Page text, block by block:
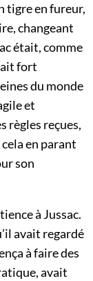
tigre en fureur,
changeant
était, comme
fort
du monde
et
règles reçues,
en parant
son
à Jussac.
avait regardé
à faire des
avait